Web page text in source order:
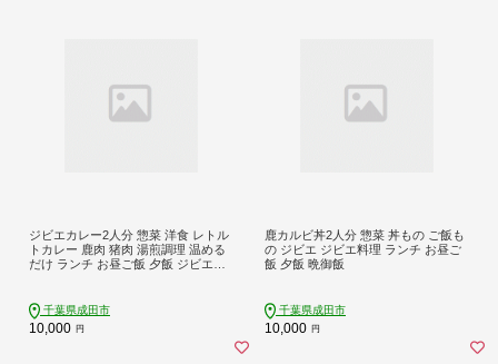
ジビエカレー2人分 惣菜 洋食 レトル
トカレー 鹿肉 猪肉 湯煎調理 温める
だけ ランチ お昼ご飯 夕飯 ジビエ料
千葉県成田市
10,000 円
鹿カルビ丼2人分 惣菜 丼もの ご飯も
の ジビエ ジビエ料理 ランチ お昼ご
飯 夕飯 晩御飯
千葉県成田市
10,000 円